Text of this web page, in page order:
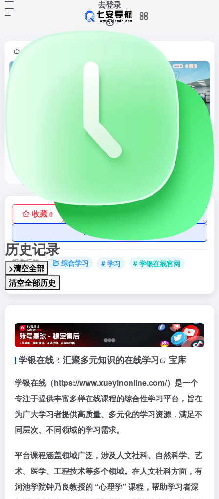
去登录
历史记录
>清空全部
清空全部历史
首页
收藏 0
AI账号购买
相关标签： 综合学习 # 学习
# 学银在线官网
# 综合学库
学银在线：汇聚多元知识的在线学习 宝库
学银在线（https://www.xueyinonline.com/）是一个
专注于提供丰富多样在线课程的综合性学习平台，旨在
为广大学习者提供高质量、多元化的学习资源，满足不
同层次、不同领域的学习需求。
平台课程涵盖领域广泛，涉及人文社科、自然科学、艺
术、医学、工程技术等多个领域。在人文社科方面，有
河池学院钟乃良教授的 “心理学” 课程，帮助学习者深